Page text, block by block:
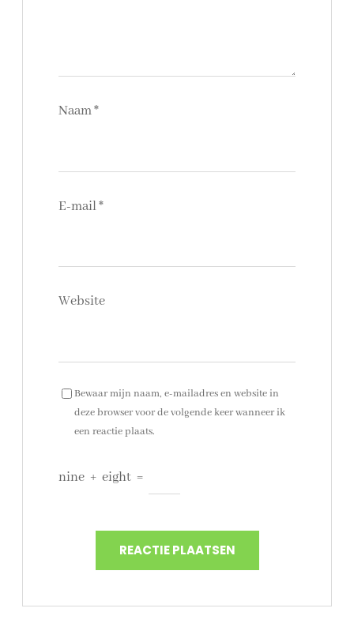
Naam*
E-mail*
Website
Bewaar mijn naam, e-mailadres en website in
deze browser voor de volgende keer wanneer ik
een reactie plaats.
nine + eight =